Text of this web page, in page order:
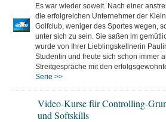
Es war wieder soweit. Nach einer
die erfolgreichen Unternehmer der
Golfclub, weniger des Sportes wegen,
unter sich zu sein. Sie saßen im
wurde von Ihrer Lieblingskellnerin
Studentin und freute sich schon immer
Streitgespräche mit den
Serie >>
Video-Kurse für Controlling-
und Softskills